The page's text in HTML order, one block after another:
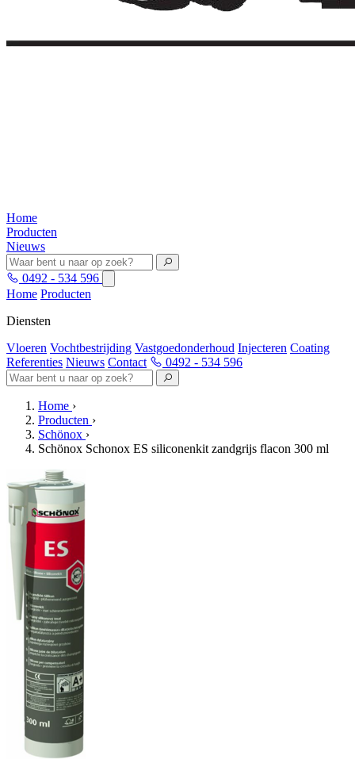
Home
Producten
Nieuws
0492 - 534 596
Home Producten
Diensten
Vloeren Vochtbestrijding Vastgoedonderhoud Injecteren Coating
Referenties Nieuws Contact 0492 - 534 596
Home ›
Producten ›
Schönox ›
Schönox Schonox ES siliconenkit zandgrijs flacon 300 ml